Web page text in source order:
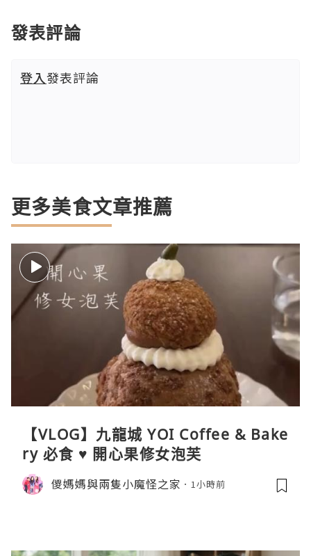
發表評論
登入發表評論
更多美食文章推薦
【VLOG】九龍城 YOI Coffee & Bake
ry 必食 ♥ 開心果修女泡芙
儍媽媽與兩隻小魔怪之家 1小時前